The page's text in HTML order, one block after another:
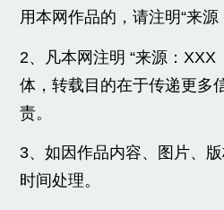
用本网作品的，请注明“来源
2、凡本网注明 “来源：
体，转载目的在于传递更多
责。
3、如因作品内容、图片、
时间处理。